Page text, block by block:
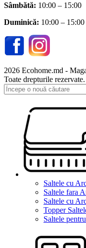
Sâmbătă: 10:00 – 15:00
Duminică: 10:00 – 15:00
2026 Ecohome.md -
Toate drepturile rezervate.
Saltele cu
Saltele fara
Saltele cu
Topper
Saltele